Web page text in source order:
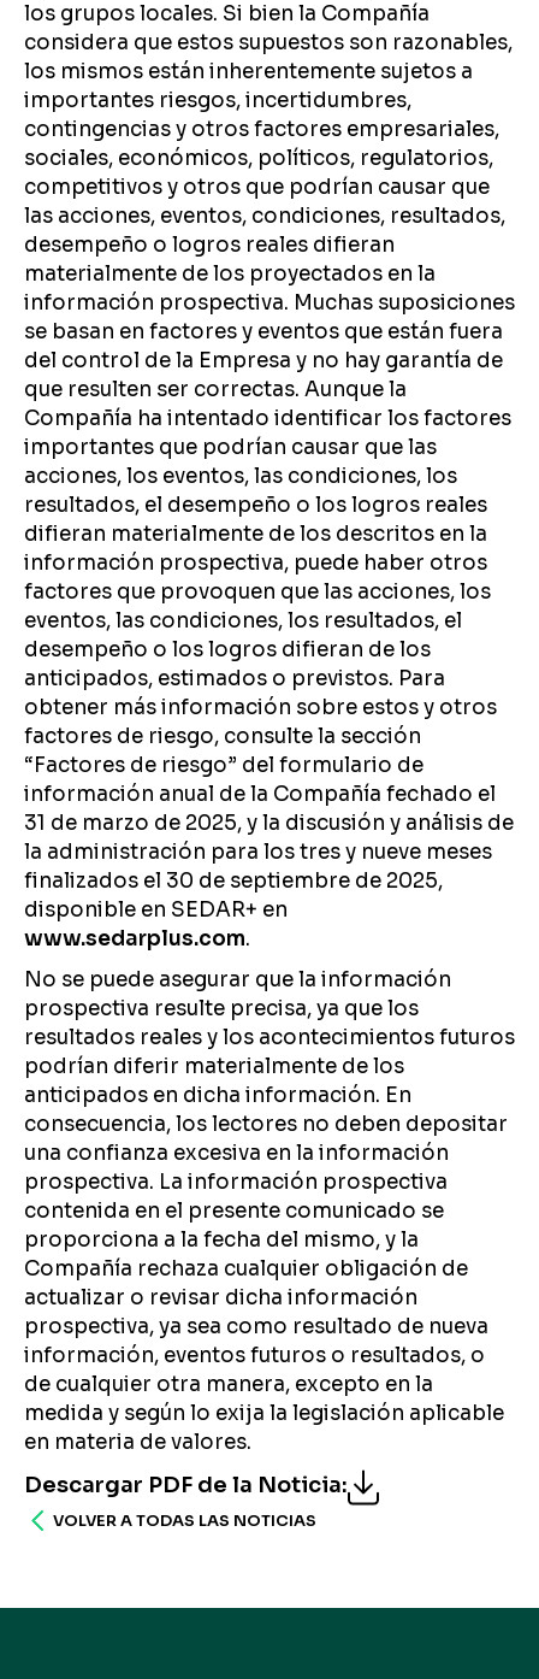
los grupos locales. Si bien la Compañía
considera que estos supuestos son razonables,
los mismos están inherentemente sujetos a
importantes riesgos, incertidumbres,
contingencias y otros factores empresariales,
sociales, económicos, políticos, regulatorios,
competitivos y otros que podrían causar que
las acciones, eventos, condiciones, resultados,
desempeño o logros reales difieran
materialmente de los proyectados en la
información prospectiva. Muchas suposiciones
se basan en factores y eventos que están fuera
del control de la Empresa y no hay garantía de
que resulten ser correctas. Aunque la
Compañía ha intentado identificar los factores
importantes que podrían causar que las
acciones, los eventos, las condiciones, los
resultados, el desempeño o los logros reales
difieran materialmente de los descritos en la
información prospectiva, puede haber otros
factores que provoquen que las acciones, los
eventos, las condiciones, los resultados, el
desempeño o los logros difieran de los
anticipados, estimados o previstos. Para
obtener más información sobre estos y otros
factores de riesgo, consulte la sección
“Factores de riesgo” del formulario de
información anual de la Compañía fechado el
31 de marzo de 2025, y la discusión y análisis de
la administración para los tres y nueve meses
finalizados el 30 de septiembre de 2025,
disponible en SEDAR+ en
www.sedarplus.com.
No se puede asegurar que la información
prospectiva resulte precisa, ya que los
resultados reales y los acontecimientos futuros
podrían diferir materialmente de los
anticipados en dicha información. En
consecuencia, los lectores no deben depositar
una confianza excesiva en la información
prospectiva. La información prospectiva
contenida en el presente comunicado se
proporciona a la fecha del mismo, y la
Compañía rechaza cualquier obligación de
actualizar o revisar dicha información
prospectiva, ya sea como resultado de nueva
información, eventos futuros o resultados, o
de cualquier otra manera, excepto en la
medida y según lo exija la legislación aplicable
en materia de valores.
Descargar PDF de la Noticia:
VOLVER A TODAS LAS NOTICIAS